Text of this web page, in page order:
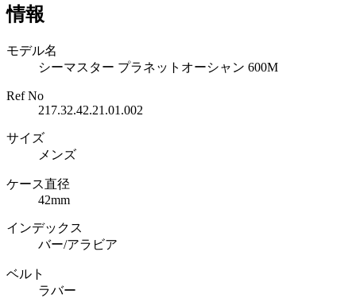
情報
モデル名
シーマスター プラネットオーシャン 600M
Ref No
217.32.42.21.01.002
サイズ
メンズ
ケース直径
42mm
インデックス
バー/アラビア
ベルト
ラバー